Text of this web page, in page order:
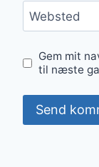
Websted
Gem mit
til næste